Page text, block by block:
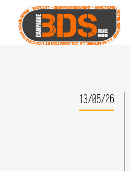
13/05/26